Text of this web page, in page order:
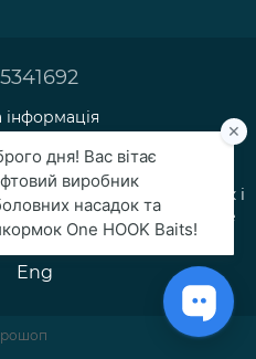
інформація
сайту
виробництво прикормок і
фідерної риболовлі, яке
для рибалок.
Eng